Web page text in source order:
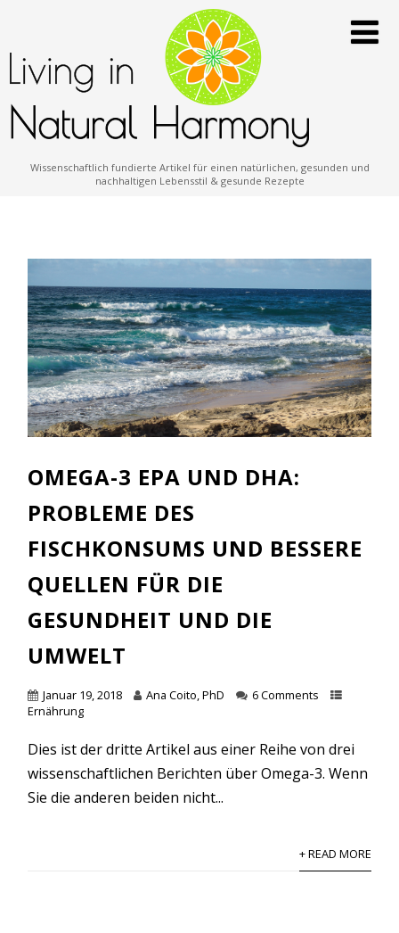
Wissenschaftlich fundierte Artikel für einen natürlichen, gesunden und
nachhaltigen Lebensstil & gesunde Rezepte
OMEGA-3 EPA UND DHA:
PROBLEME DES
FISCHKONSUMS UND BESSERE
QUELLEN FÜR DIE
GESUNDHEIT UND DIE
UMWELT
Januar 19, 2018 Ana Coito, PhD
6 Comments
Ernährung
Dies ist der dritte Artikel aus einer Reihe von drei
wissenschaftlichen Berichten über Omega-3. Wenn
Sie die anderen beiden nicht...
+ READ MORE